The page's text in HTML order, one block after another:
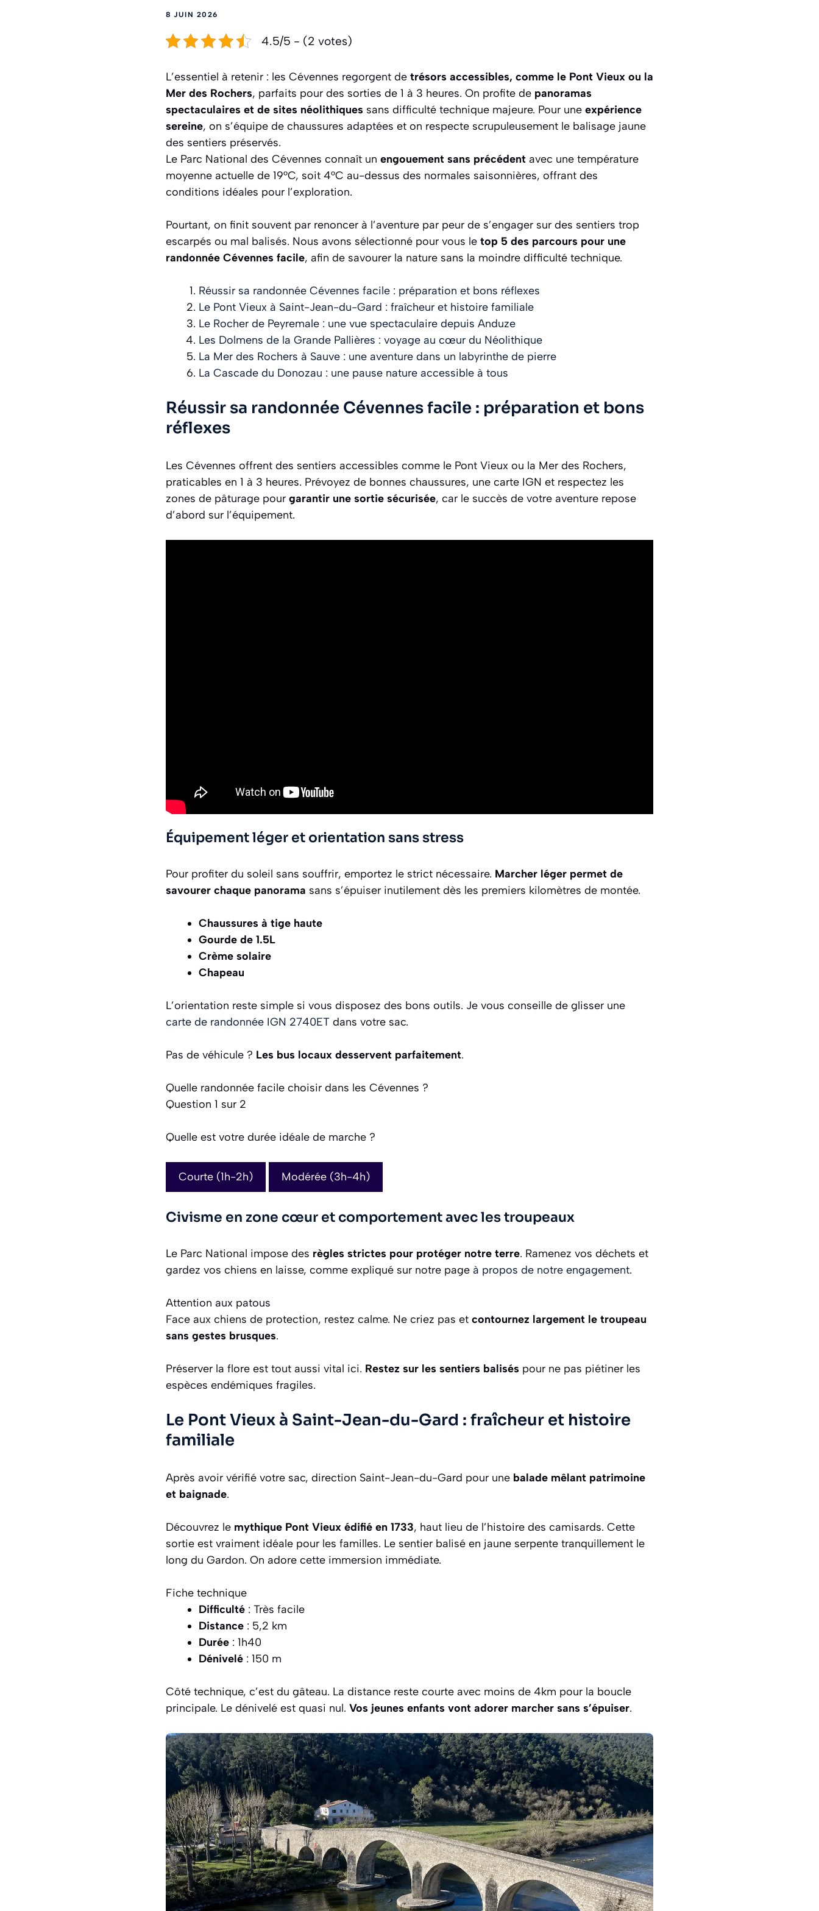
8 JUIN 2026
4.5/5 - (2 votes)
L’essentiel à retenir : les Cévennes regorgent de trésors accessibles, comme le Pont Vieux ou la
Mer des Rochers, parfaits pour des sorties de 1 à 3 heures. On profite de panoramas
spectaculaires et de sites néolithiques sans difficulté technique majeure. Pour une expérience
sereine, on s’équipe de chaussures adaptées et on respecte scrupuleusement le balisage jaune
des sentiers préservés.
Le Parc National des Cévennes connaît un engouement sans précédent avec une température
moyenne actuelle de 19°C, soit 4°C au-dessus des normales saisonnières, offrant des
conditions idéales pour l’exploration.
Pourtant, on finit souvent par renoncer à l’aventure par peur de s’engager sur des sentiers trop
escarpés ou mal balisés. Nous avons sélectionné pour vous le top 5 des parcours pour une
randonnée Cévennes facile, afin de savourer la nature sans la moindre difficulté technique.
Réussir sa randonnée Cévennes facile : préparation et bons réflexes
Le Pont Vieux à Saint-Jean-du-Gard : fraîcheur et histoire familiale
Le Rocher de Peyremale : une vue spectaculaire depuis Anduze
Les Dolmens de la Grande Pallières : voyage au cœur du Néolithique
La Mer des Rochers à Sauve : une aventure dans un labyrinthe de pierre
La Cascade du Donozau : une pause nature accessible à tous
Réussir sa randonnée Cévennes facile : préparation et bons
réflexes
Les Cévennes offrent des sentiers accessibles comme le Pont Vieux ou la Mer des Rochers,
praticables en 1 à 3 heures. Prévoyez de bonnes chaussures, une carte IGN et respectez les
zones de pâturage pour garantir une sortie sécurisée, car le succès de votre aventure repose
d’abord sur l’équipement.
Équipement léger et orientation sans stress
Pour profiter du soleil sans souffrir, emportez le strict nécessaire. Marcher léger permet de
savourer chaque panorama sans s’épuiser inutilement dès les premiers kilomètres de montée.
Chaussures à tige haute
Gourde de 1.5L
Crème solaire
Chapeau
L’orientation reste simple si vous disposez des bons outils. Je vous conseille de glisser une
carte de randonnée IGN 2740ET dans votre sac.
Pas de véhicule ? Les bus locaux desservent parfaitement.
Quelle randonnée facile choisir dans les Cévennes ?
Question 1 sur 2
Quelle est votre durée idéale de marche ?
Courte (1h-2h) Modérée (3h-4h)
Civisme en zone cœur et comportement avec les troupeaux
Le Parc National impose des règles strictes pour protéger notre terre. Ramenez vos déchets et
gardez vos chiens en laisse, comme expliqué sur notre page à propos de notre engagement.
Attention aux patous
Face aux chiens de protection, restez calme. Ne criez pas et contournez largement le troupeau
sans gestes brusques.
Préserver la flore est tout aussi vital ici. Restez sur les sentiers balisés pour ne pas piétiner les
espèces endémiques fragiles.
Le Pont Vieux à Saint-Jean-du-Gard : fraîcheur et histoire
familiale
Après avoir vérifié votre sac, direction Saint-Jean-du-Gard pour une balade mêlant patrimoine
et baignade.
Découvrez le mythique Pont Vieux édifié en 1733, haut lieu de l’histoire des camisards. Cette
sortie est vraiment idéale pour les familles. Le sentier balisé en jaune serpente tranquillement le
long du Gardon. On adore cette immersion immédiate.
Fiche technique
Difficulté : Très facile
Distance : 5,2 km
Durée : 1h40
Dénivelé : 150 m
Côté technique, c’est du gâteau. La distance reste courte avec moins de 4km pour la boucle
principale. Le dénivelé est quasi nul. Vos jeunes enfants vont adorer marcher sans s’épuiser.